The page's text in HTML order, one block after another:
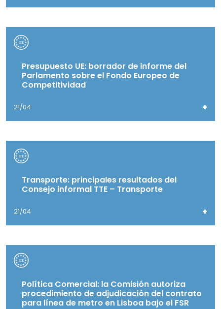
Presupuesto UE: borrador de informe del
Parlamento sobre el Fondo Europeo de
Competitividad
21/04 +
Transporte: principales resultados del
Consejo informal TTE – Transporte
21/04 +
Política Comercial: la Comisión autoriza
procedimiento de adjudicación del contrato
para línea de metro en Lisboa bajo el FSR